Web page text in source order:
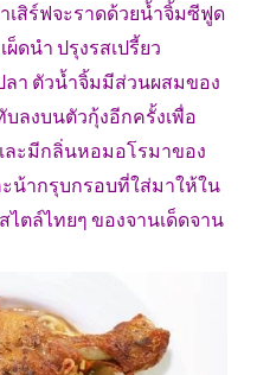
เสิร์ฟจะราดด้วยน้ำจิ้มซีฟูด
ดนำ ปรุงรสเปรี้ยว
า ตัวน้ำจิ้มมีส่วนผสมของ
บลงบนตัวกุ้งอีกครั้งเพื่อ
ะมีกลิ่นหอมอโรมาของ
น้ากรุบกรอบที่ใส่มาให้ใน
ตล์ไทยๆ ของจานเด็ดจาน